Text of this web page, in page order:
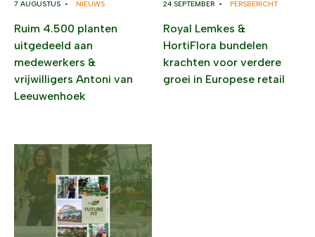
7 AUGUSTUS • NIEUWS
Ruim 4.500 planten
uitgedeeld aan
medewerkers &
vrijwilligers Antoni van
Leeuwenhoek
24 SEPTEMBER • PERSBERICHT
Royal Lemkes &
HortiFlora bundelen
krachten voor verdere
groei in Europese retail